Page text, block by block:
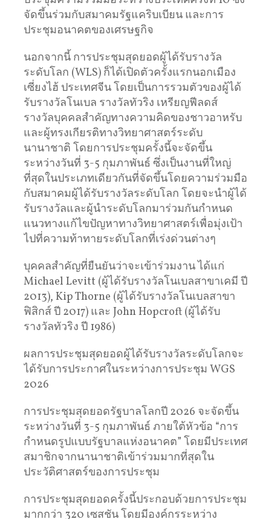
จัดขึ้นร่วมกับสมาคมรัฐแคริบเบียน และการ
ประชุมอนาคตของเศรษฐกิจ
นอกจากนี้ การประชุมสุดยอดผู้ได้รับรางวัล
ระดับโลก (WLS) ก็ได้เปิดตัวครั้งแรกนอกเมือง
เซี่ยงไฮ้ ประเทศจีน โดยเป็นการรวมตัวของผู้ได้
รับรางวัลโนเบล รางวัลทัวริง เหรียญฟีลดส์
รางวัลบุคคลสำคัญทางความคิดของชาวอาหรับ
และผู้ทรงเกียรติทางวิทยาศาสตร์ระดับ
นานาชาติ โดยการประชุมครั้งนี้จะจัดขึ้น
ระหว่างวันที่ 3-5 กุมภาพันธ์ ซึ่งเป็นงานที่ใหญ่
ที่สุดในประเภทเดียวกันที่จัดขึ้นโดยความร่วมมือ
กับสมาคมผู้ได้รับรางวัลระดับโลก โดยจะนำผู้ได้
รับรางวัลและผู้นำระดับโลกมาร่วมกันกำหนด
แนวทางแก้ไขปัญหาทางวิทยาศาสตร์เพื่อมุ่งเป้า
ไปที่ความท้าทายระดับโลกที่เร่งด่วนต่างๆ
บุคคลสำคัญที่ยืนยันว่าจะเข้าร่วมงาน ได้แก่
Michael Levitt (ผู้ได้รับรางวัลโนเบลสาขาเคมี ปี
2013), Kip Thorne (ผู้ได้รับรางวัลโนเบลสาขา
ฟิสิกส์ ปี 2017) และ John Hopcroft (ผู้ได้รับ
รางวัลทัวริง ปี 1986)
ผลการประชุมสุดยอดผู้ได้รับรางวัลระดับโลกจะ
ได้รับการประกาศในระหว่างการประชุม WGS
2026
การประชุมสุดยอดรัฐบาลโลกปี 2026 จะจัดขึ้น
ระหว่างวันที่ 3-5 กุมภาพันธ์ ภายใต้หัวข้อ “การ
กำหนดรูปแบบรัฐบาลแห่งอนาคต” โดยมีประเทศ
สมาชิกจากนานาชาติเข้าร่วมมากที่สุดใน
ประวัติศาสตร์ของการประชุม
การประชุมสุดยอดครั้งนี้ประกอบด้วยการประชุม
มากกว่า 320 เซสชัน โดยมีองค์กรระหว่าง